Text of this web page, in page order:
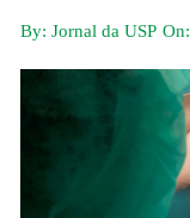
By: Jornal da USP